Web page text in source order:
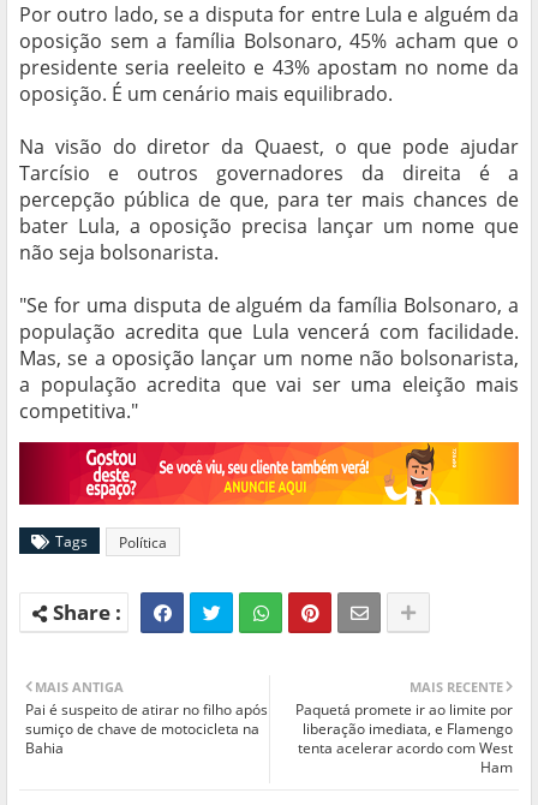
Por outro lado, se a disputa for entre Lula e alguém da
oposição sem a família Bolsonaro, 45% acham que o
presidente seria reeleito e 43% apostam no nome da
oposição. É um cenário mais equilibrado.
Na visão do diretor da Quaest, o que pode ajudar
Tarcísio e outros governadores da direita é a
percepção pública de que, para ter mais chances de
bater Lula, a oposição precisa lançar um nome que
não seja bolsonarista.
"Se for uma disputa de alguém da família Bolsonaro, a
população acredita que Lula vencerá com facilidade.
Mas, se a oposição lançar um nome não bolsonarista,
a população acredita que vai ser uma eleição mais
competitiva."
Tags Política
MAIS RECENTE
Paquetá promete ir ao limite por
liberação imediata, e Flamengo
tenta acelerar acordo com West
Ham
MAIS ANTIGA
Pai é suspeito de atirar no filho após
sumiço de chave de motocicleta na
Bahia